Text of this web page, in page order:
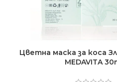
Цветна маска за коса
MEDAVITA